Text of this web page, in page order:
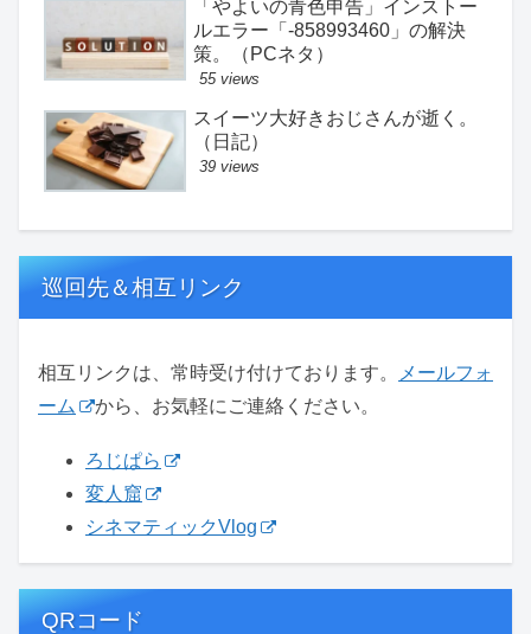
「やよいの青色申告」インストー
ルエラー「-858993460」の解決
策。（PCネタ）
55 views
スイーツ大好きおじさんが逝く。
（日記）
39 views
巡回先＆相互リンク
相互リンクは、常時受け付けております。
メールフォ
ーム
から、お気軽にご連絡ください。
ろじぱら
変人窟
シネマティックVlog
QRコード